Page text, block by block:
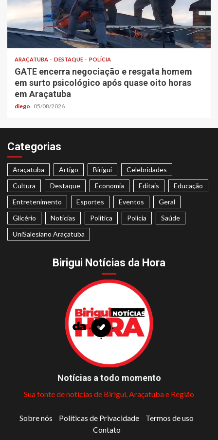
ARAÇATUBA DESTAQUE POLÍCIA
GATE encerra negociação e resgata homem
em surto psicológico após quase oito horas
em Araçatuba
diego 05/08/2026
Categorias
Araçatuba Artigo Birigui
Celebridades
Cultura
Destaque Economia Editais
Educação
Entretenimento
Esportes Eventos
Geral
Glicério
Notícias Politica Polícia
Saúde
UniSalesiano Araçatuba
Birigui Notícias da Hora
Notícias a todo momento
Sua fonte de notícias de Birigui, Araçatuba e Região
Sobre nós Políticas de Privacidade
Termos de uso
Contato